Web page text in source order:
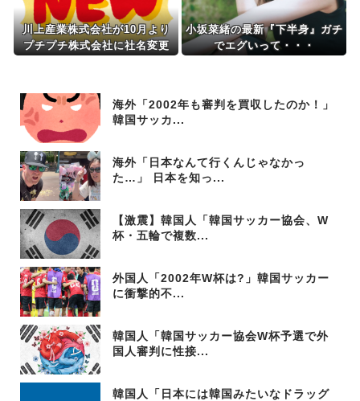
川上産業株式会社が10月より
プチプチ株式会社に社名変更
小坂菜緒の最新『下半身』ガチ
でエグいって・・・
海外「2002年も審判を買収したのか！」
韓国サッカ...
海外「日本なんて行くんじゃなかっ
た…」 日本を知っ...
【激震】韓国人「韓国サッカー協会、W
杯・五輪で複数...
外国人「2002年W杯は?」韓国サッカー
に衝撃的不...
韓国人「韓国サッカー協会W杯予選で外
国人審判に性接...
韓国人「日本には韓国みたいなドラッグ